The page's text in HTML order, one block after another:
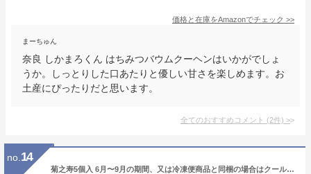
価格と在庫をAmazonでチェック >>
まーちゅん
奈良 しかまろくん はちみつバウムクーヘンはいかがでしょ
うか。しっとりした口あたりと優しい甘さを楽しめます。お
土産にぴったりだと思います。
全てのおすすめコメント (2件) >
no. 14
菊之寿5個入 6月〜9月の期間、又は冷凍便商品と同梱の場合はクール便代金220円かかります！【楽ギフ_包装】 【楽ギフ_のし宛書】(お菓子/和菓子/老舗/ギフト/お饅頭/本家菊屋/お返し/焼き菓子/和スイーツ/おかし/お土産/奈良/贈り物/おまんじゅう/御菓子/焼菓子)